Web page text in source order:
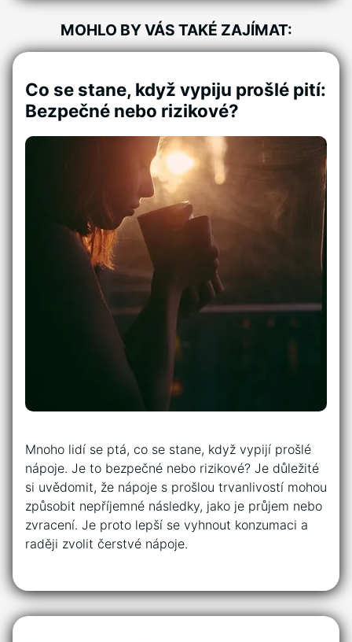
MOHLO BY VÁS TAKÉ ZAJÍMAT:
Co se stane, když vypiju prošlé pití:
Bezpečné nebo rizikové?
Mnoho lidí se ptá, co se stane, když vypijí prošlé
nápoje. Je to bezpečné nebo rizikové? Je důležité
si uvědomit, že nápoje s prošlou trvanlivostí mohou
způsobit nepříjemné následky, jako je průjem nebo
zvracení. Je proto lepší se vyhnout konzumaci a
raději zvolit čerstvé nápoje.